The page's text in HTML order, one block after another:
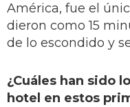
América, fue el
dieron como 15
de lo escondido y
¿Cuáles han sido
hotel en estos